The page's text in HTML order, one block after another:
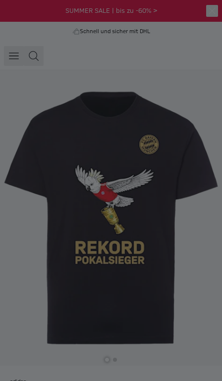
SUMMER SALE | bis zu -60% >
Schnell und sicher mit DHL